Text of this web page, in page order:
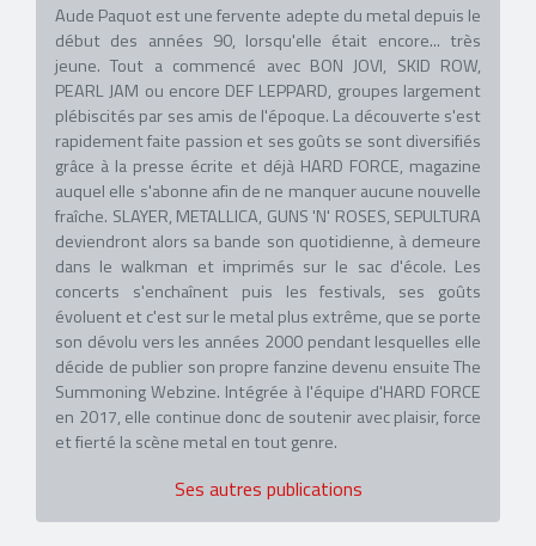
Aude Paquot est une fervente adepte du metal depuis le
début des années 90, lorsqu'elle était encore... très
jeune. Tout a commencé avec BON JOVI, SKID ROW,
PEARL JAM ou encore DEF LEPPARD, groupes largement
plébiscités par ses amis de l'époque. La découverte s'est
rapidement faite passion et ses goûts se sont diversifiés
grâce à la presse écrite et déjà HARD FORCE, magazine
auquel elle s'abonne afin de ne manquer aucune nouvelle
fraîche. SLAYER, METALLICA, GUNS 'N' ROSES, SEPULTURA
deviendront alors sa bande son quotidienne, à demeure
dans le walkman et imprimés sur le sac d'école. Les
concerts s'enchaînent puis les festivals, ses goûts
évoluent et c'est sur le metal plus extrême, que se porte
son dévolu vers les années 2000 pendant lesquelles elle
décide de publier son propre fanzine devenu ensuite The
Summoning Webzine. Intégrée à l'équipe d'HARD FORCE
en 2017, elle continue donc de soutenir avec plaisir, force
et fierté la scène metal en tout genre.
Ses autres publications